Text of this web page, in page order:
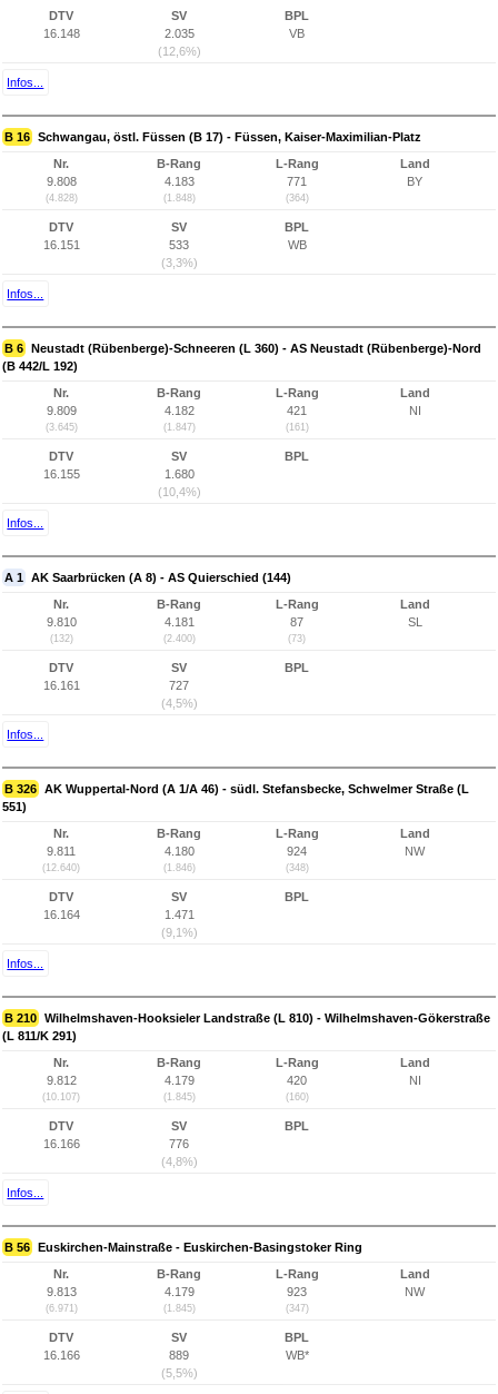
DTV
16.148
SV
2.035
(12,6%)
BPL
VB
Infos...
B 16 Schwangau, östl. Füssen (B 17) - Füssen, Kaiser-Maximilian-Platz
Nr.
9.808
(4.828)
B-Rang
4.183
(1.848)
L-Rang
771
(364)
Land
BY
DTV
16.151
SV
533
(3,3%)
BPL
WB
Infos...
B 6 Neustadt (Rübenberge)-Schneeren (L 360) - AS Neustadt (Rübenberge)-Nord
(B 442/L 192)
Nr.
9.809
(3.645)
B-Rang
4.182
(1.847)
L-Rang
421
(161)
Land
NI
DTV
16.155
SV
1.680
(10,4%)
BPL
Infos...
A 1 AK Saarbrücken (A 8) - AS Quierschied (144)
Nr.
9.810
(132)
B-Rang
4.181
(2.400)
L-Rang
87
(73)
Land
SL
DTV
16.161
SV
727
(4,5%)
BPL
Infos...
B 326 AK Wuppertal-Nord (A 1/A 46) - südl. Stefansbecke, Schwelmer Straße (L
551)
Nr.
9.811
(12.640)
B-Rang
4.180
(1.846)
L-Rang
924
(348)
Land
NW
DTV
16.164
SV
1.471
(9,1%)
BPL
Infos...
B 210 Wilhelmshaven-Hooksieler Landstraße (L 810) - Wilhelmshaven-Gökerstraße
(L 811/K 291)
Nr.
9.812
(10.107)
B-Rang
4.179
(1.845)
L-Rang
420
(160)
Land
NI
DTV
16.166
SV
776
(4,8%)
BPL
Infos...
B 56 Euskirchen-Mainstraße - Euskirchen-Basingstoker Ring
Nr.
9.813
(6.971)
B-Rang
4.179
(1.845)
L-Rang
923
(347)
Land
NW
DTV
16.166
SV
889
(5,5%)
BPL
WB*